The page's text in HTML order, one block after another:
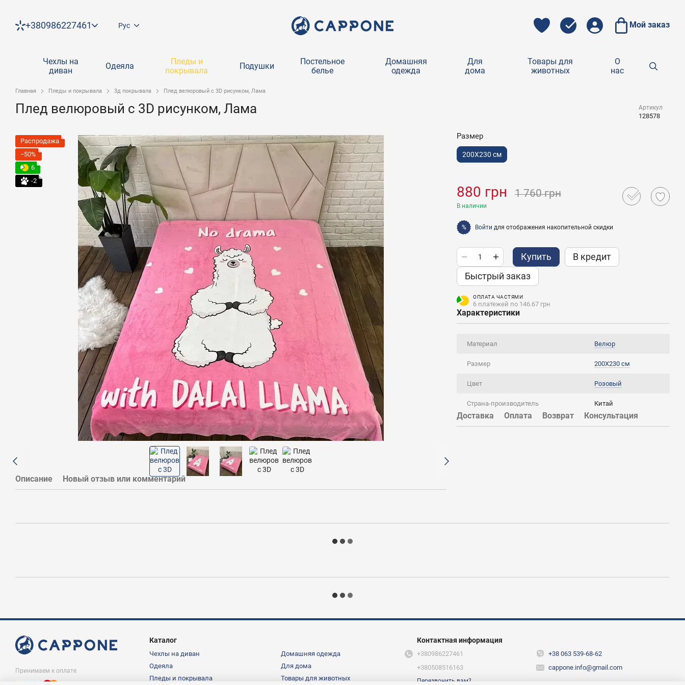
+380986227461 Рус Мой заказ
Чехлы на
диван
Одеяла
Пледы и
покрывала
Подушки
Постельное
белье
Домашняя
одежда
Для
дома
Товары для
животных
О
нас
Главная Пледы и покрывала 3д покрывала Плед велюровый с 3D рисунком, Лама
Плед велюровый с 3D рисунком, Лама Артикул
128578
Распродажа
−50%
6
-2
Описание Новый отзыв или комментарий
Размер
200X230 см
880 грн 1 760 грн
В наличии
% Войти для отображения накопительной скидки
Купить
В кредит
Быстрый заказ
ОПЛАТА ЧАСТЯМИ
6 платежей по 146.67 грн
Характеристики
Материал Велюр
Размер 200X230 см
Цвет Розовый
Страна-производитель Китай
Доставка Оплата Возврат Консультация
Принимаем к оплате
Каталог
Чехлы на диван
Одеяла
Пледы и покрывала
Домашняя одежда
Для дома
Товары для животных
Контактная информация
+380986227461
+380508516163
Перезвонить вам?
+38 063 539-68-62
cappone.info@gmail.com